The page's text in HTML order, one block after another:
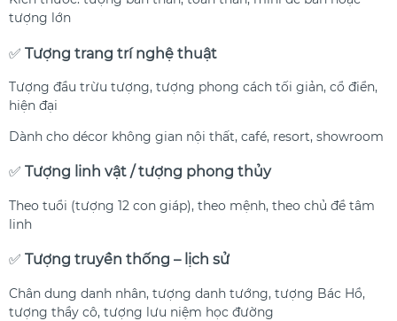
tượng lớn
✅ Tượng trang trí nghệ thuật
Tượng đầu trừu tượng, tượng phong cách tối giản, cổ điển,
hiện đại
Dành cho décor không gian nội thất, café, resort, showroom
✅ Tượng linh vật / tượng phong thủy
Theo tuổi (tượng 12 con giáp), theo mệnh, theo chủ đề tâm
linh
✅ Tượng truyền thống – lịch sử
Chân dung danh nhân, tượng danh tướng, tượng Bác Hồ,
tượng thầy cô, tượng lưu niệm học đường